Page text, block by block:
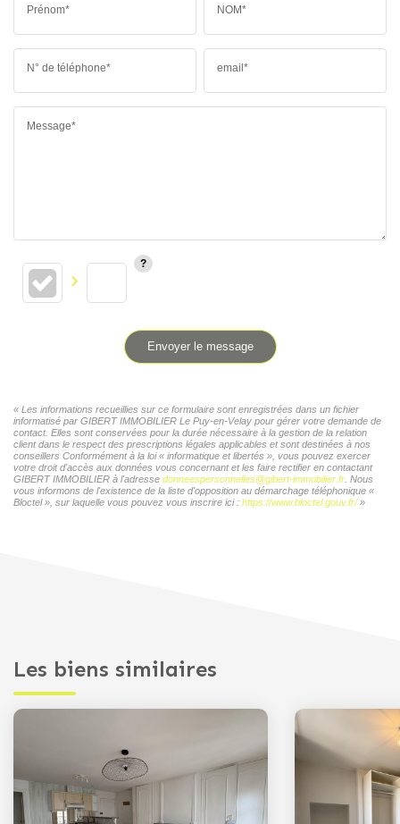
Prénom* NOM*
N° de téléphone* email*
Message*
Envoyer le message
« Les informations recueillies sur ce formulaire sont enregistrées dans un fichier
informatisé par GIBERT IMMOBILIER Le Puy-en-Velay pour gérer votre demande de
contact. Elles sont conservées pour la durée nécessaire à la gestion de la relation
client dans le respect des prescriptions légales applicables et sont destinées à nos
conseillers Conformément à la loi « informatique et libertés », vous pouvez exercer
votre droit d'accès aux données vous concernant et les faire rectifier en contactant
GIBERT IMMOBILIER à l'adresse donneespersonnelles@gibert-immobilier.fr . Nous
vous informons de l'existence de la liste d'opposition au démarchage téléphonique «
Bloctel », sur laquelle vous pouvez vous inscrire ici : https://www.bloctel.gouv.fr/»
Les biens similaires